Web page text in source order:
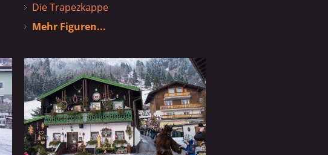
Die Trapezkappe
Mehr Figuren...